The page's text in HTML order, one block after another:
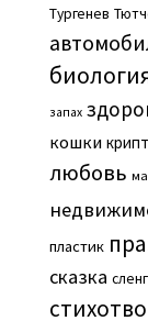
Тургенев
запах
кошки
любовь
пластик
сказка сленг